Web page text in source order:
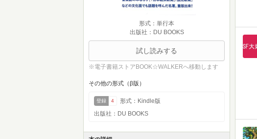
形式：単行本
出版社：DU BOOKS
試し読みする
※電子書籍ストアBOOK☆WALKERへ移動します
その他の形式（β版）
登録 4
形式：Kindle版
出版社：DU BOOKS